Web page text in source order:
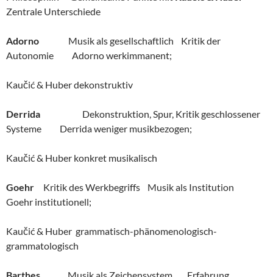
Zentrale Unterschiede
Adorno Musik als gesellschaftlich Kritik der
Autonomie Adorno werkimmanent;
Kaučić & Huber dekonstruktiv
Derrida Dekonstruktion, Spur, Kritik geschlossener
Systeme Derrida weniger musikbezogen;
Kaučić & Huber konkret musikalisch
Goehr Kritik des Werkbegriffs Musik als Institution
Goehr institutionell;
Kaučić & Huber grammatisch-phänomenologisch-
grammatologisch